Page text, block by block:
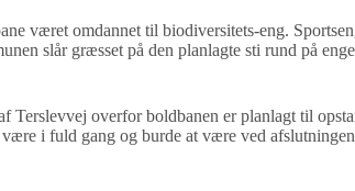
været omdannet til biodiversitets-eng.
slår græsset på den planlagte sti rund på
Terslevvej overfor boldbanen er planlagt til
i fuld gang og burde at være ved